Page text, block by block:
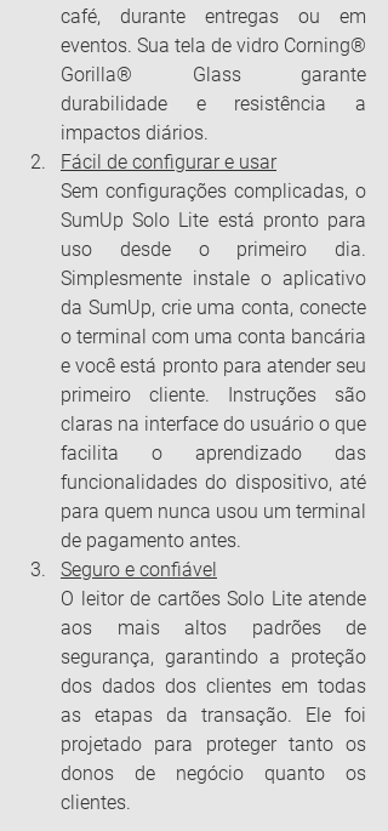
café, durante entregas ou em
eventos. Sua tela de vidro Corning®
Gorilla® Glass garante
durabilidade e resistência a
impactos diários.
Fácil de configurar e usar
Sem configurações complicadas, o
SumUp Solo Lite está pronto para
uso desde o primeiro dia.
Simplesmente instale o aplicativo
da SumUp, crie uma conta, conecte
o terminal com uma conta bancária
e você está pronto para atender seu
primeiro cliente. Instruções são
claras na interface do usuário o que
facilita o aprendizado das
funcionalidades do dispositivo, até
para quem nunca usou um terminal
de pagamento antes.
Seguro e confiável
O leitor de cartões Solo Lite atende
aos mais altos padrões de
segurança, garantindo a proteção
dos dados dos clientes em todas
as etapas da transação. Ele foi
projetado para proteger tanto os
donos de negócio quanto os
clientes.